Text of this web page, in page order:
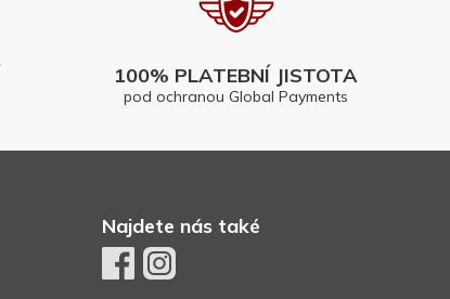
100% PLATEBNÍ JISTOTA
pod ochranou Global Payments
Najdete nás také